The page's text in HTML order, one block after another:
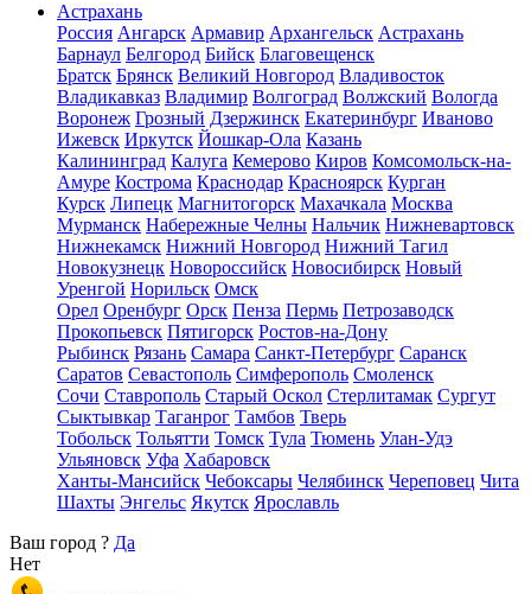
Астрахань
Россия Ангарск Армавир Архангельск Астрахань
Барнаул Белгород Бийск Благовещенск
Братск Брянск Великий Новгород Владивосток
Владикавказ Владимир Волгоград Волжский Вологда
Воронеж Грозный Дзержинск Екатеринбург Иваново
Ижевск Иркутск Йошкар-Ола Казань
Калининград Калуга Кемерово Киров Комсомольск-на-
Амуре Кострома Краснодар Красноярск Курган
Курск Липецк Магнитогорск Махачкала Москва
Мурманск Набережные Челны Нальчик Нижневартовск
Нижнекамск Нижний Новгород Нижний Тагил
Новокузнецк Новороссийск Новосибирск Новый
Уренгой Норильск Омск
Орел Оренбург Орск Пенза Пермь Петрозаводск
Прокопьевск Пятигорск Ростов-на-Дону
Рыбинск Рязань Самара Санкт-Петербург Саранск
Саратов Севастополь Симферополь Смоленск
Сочи Ставрополь Старый Оскол Стерлитамак Сургут
Сыктывкар Таганрог Тамбов Тверь
Тобольск Тольятти Томск Тула Тюмень Улан-Удэ
Ульяновск Уфа Хабаровск
Ханты-Мансийск Чебоксары Челябинск Череповец Чита
Шахты Энгельс Якутск Ярославль
Ваш город ? Да
Нет